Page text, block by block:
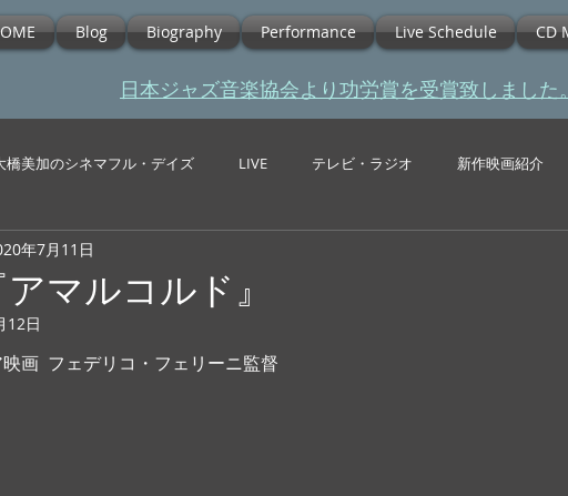
Blog Biography Performance Live Schedule CD
​日本ジャズ音楽協会より功労賞を受賞致しました。
橋美加のシネマフル・デイズ LIVE テレビ・ラジオ 新作映画紹介
マルコルド』
年7月11日
12日
画  フェデリコ・フェリーニ監督